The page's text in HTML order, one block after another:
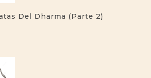
Del Dharma (parte 2)